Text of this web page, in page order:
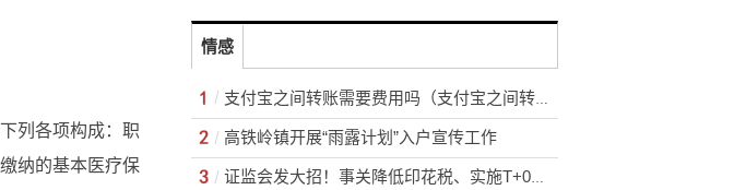
列各项构成：职
纳的基本医疗保
情感
支付宝之间转账需要费用吗（支付宝之间转账收费吗）
高铁岭镇开展“雨露计划”入户宣传工作
证监会发大招！事关降低印花税、实施T+0、延长交易时间